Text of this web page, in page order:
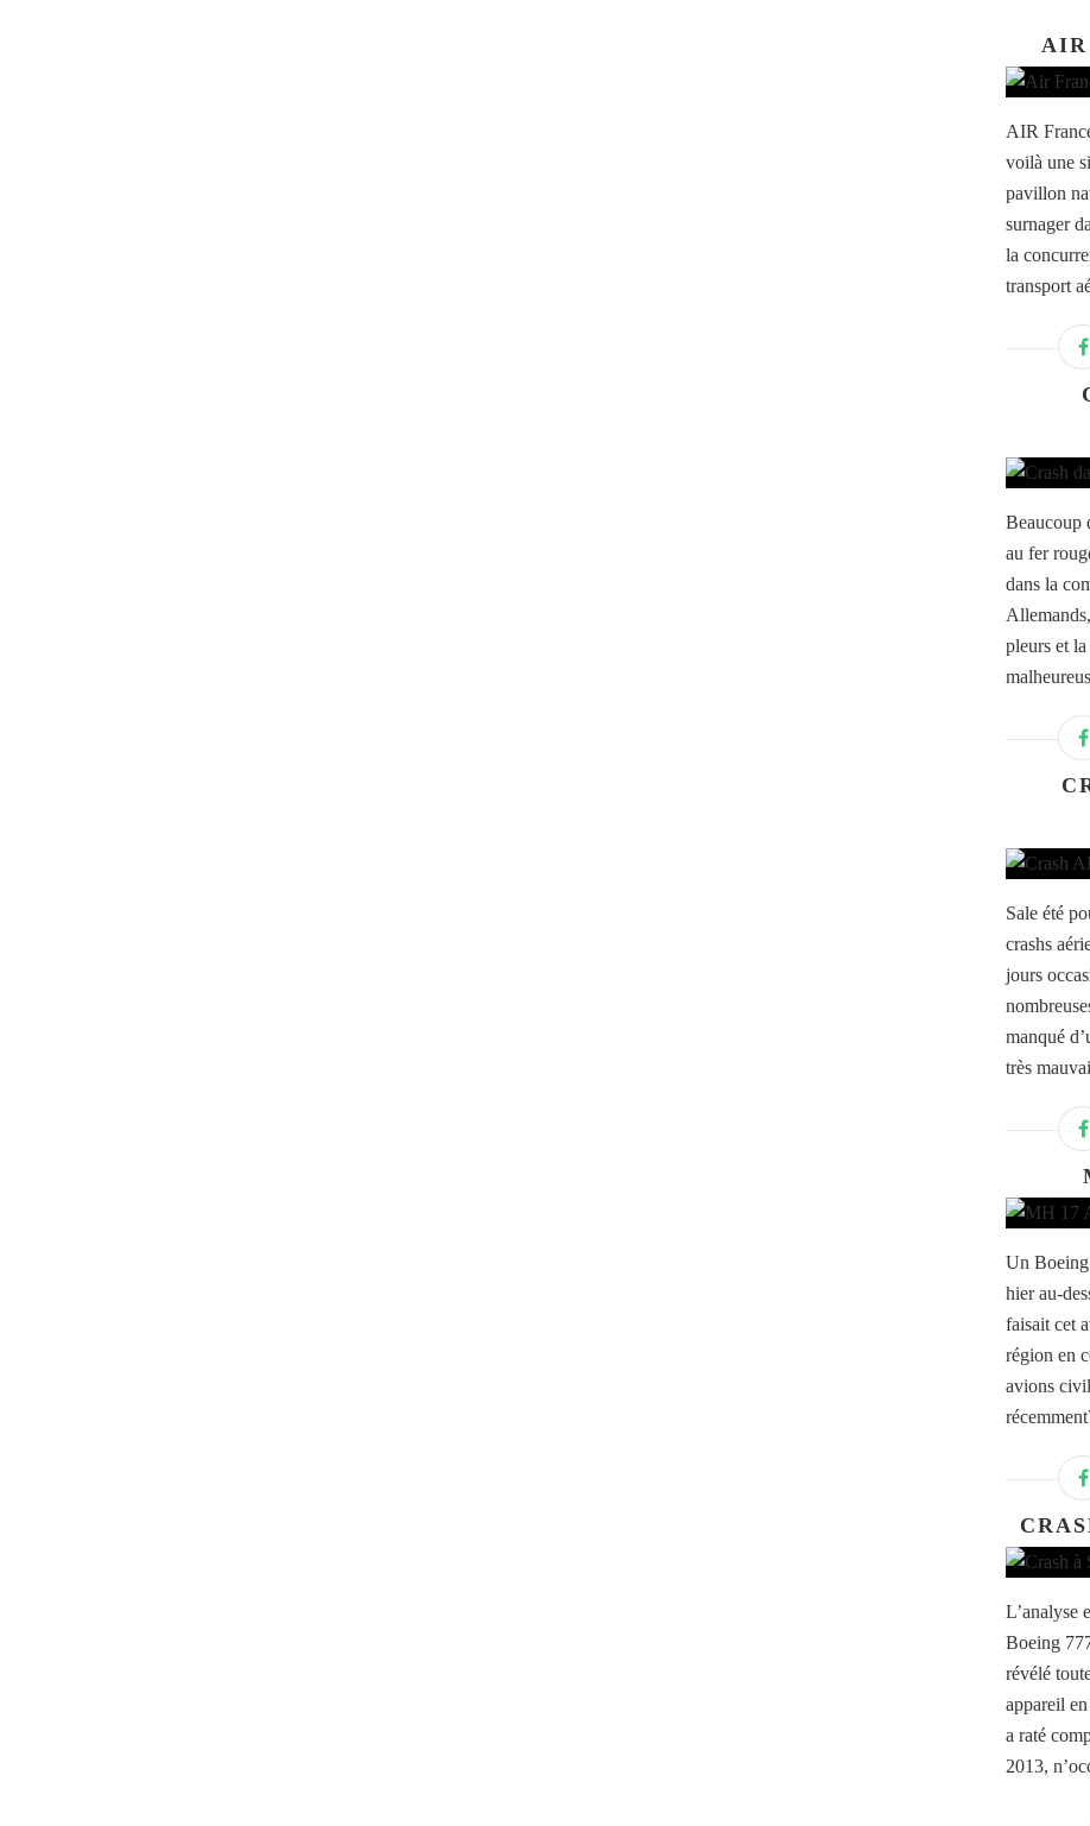
AIR
AIR
voilà une
pavillon
surnager
la
transport
Beaucoup
au fer
dans la
pleurs et
Sale été
crashs
jours
manqué
très
Un Boeing
hier au-
faisait cet
région en
avions
L’analyse
Boeing
révélé
appareil
a raté
2013,